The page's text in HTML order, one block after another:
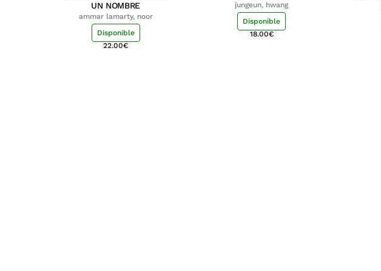
UN NOMBRE
ammar lamarty, noor
Disponible
22.00€
jungeun, hwang
Disponible
18.00€